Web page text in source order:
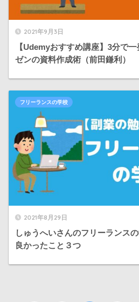
2021年9月3日
【Udemyおすすめ講座】3分で
ゼンの資料作成術（前田鎌利）
2021年8月29日
しゅうへいさんのフリーランス
良かったこと３つ
フリーランスの学校